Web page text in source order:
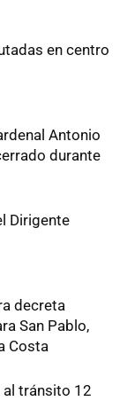
en centro
Antonio
durante
Dirigente
decreta
San Pablo,
Costa
al tránsito 12